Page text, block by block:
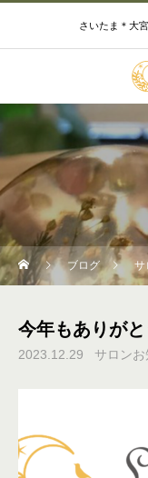
さいたま＊大
ブログ サ
今年もありが
2023.12.29 サロンお